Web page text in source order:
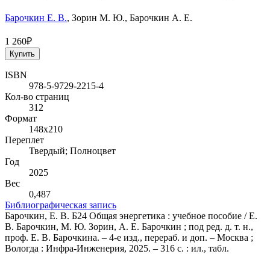
Барочкин Е. В., Зорин М. Ю., Барочкин А. Е.
1 260₽
Купить
ISBN
978-5-9729-2215-4
Кол-во страниц
312
Формат
148х210
Переплет
Твердый; Полноцвет
Год
2025
Вес
0,487
Библиографическая запись
Барочкин, Е. В. Б24 Общая энергетика : учебное пособие / Е.
В. Барочкин, М. Ю. Зорин, А. Е. Барочкин ; под ред. д. т. н.,
проф. Е. В. Барочкина. – 4-е изд., перераб. и доп. – Москва ;
Вологда : Инфра-Инженерия, 2025. – 316 с. : ил., табл.